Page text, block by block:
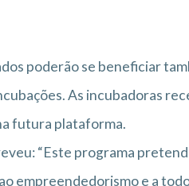
poderão se beneficiar
As incubadoras
futura plataforma.
“Este programa
empreendedorismo e a